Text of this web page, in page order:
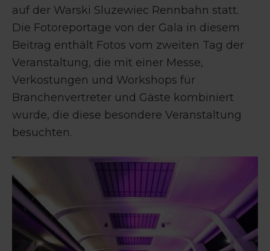
auf der Warski Sluzewiec Rennbahn statt.
Die Fotoreportage von der Gala in diesem
Beitrag enthält Fotos vom zweiten Tag der
Veranstaltung, die mit einer Messe,
Verkostungen und Workshops für
Branchenvertreter und Gäste kombiniert
wurde, die diese besondere Veranstaltung
besuchten.